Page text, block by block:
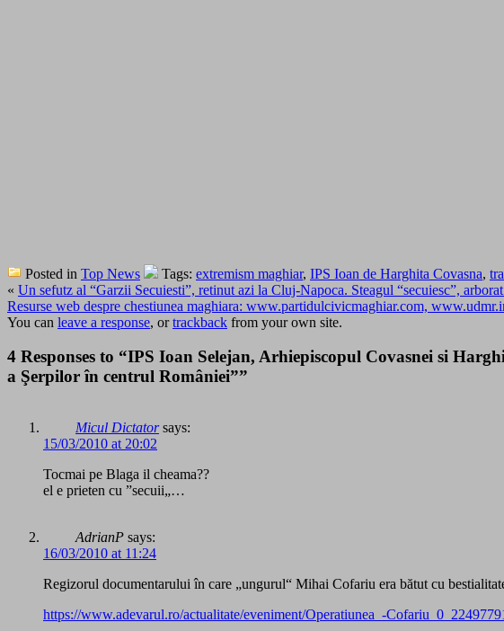
Posted in Top News Tags: extremism maghiar, IPS Ioan de Harghita Covasna,
« Un sefutz al “Garzii Secuiesti”, retinut azi la Cluj-Napoca. Steagul “secuiesc”,
Resurse web despre chestiunea maghiara: www.partidulcivicmaghiar.com,
You can leave a response, ortrackback from your own site.
4 Responses to “IPS Ioan Selejan, Arhiepiscopul Covasnei si
a Şerpilor în centrul României””
Micul Dictator says:
15/03/2010 at 20:02
Tocmai pe Blaga il cheama??
el e prieten cu ”secuii„…
AdrianP says:
16/03/2010 at 11:24
Regizorul documentarului în care „ungurul“ Mihai Cofariu era bătut cu
https://www.adevarul.ro/actualitate/eveniment/Operatiunea_-